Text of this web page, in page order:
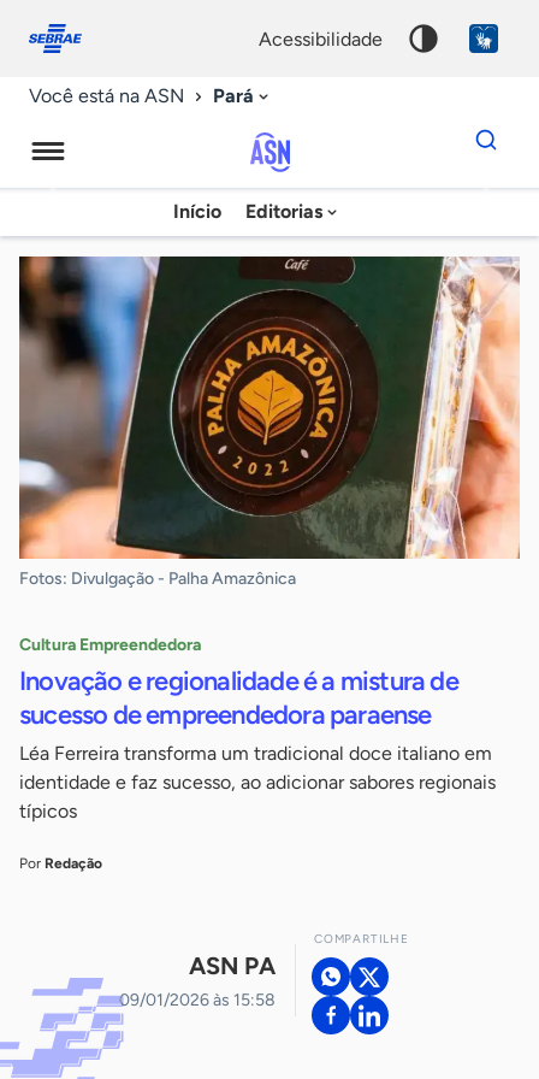
conosco
acessibilidade
Você está na ASN Pará
Agência
Sebrae
de
Notícias
Início Editorias
Dados
para
chave
Fotos: Divulgação - Palha Amazônica
Cultura Empreendedora
Inovação e regionalidade é a mistura de
sucesso de empreendedora paraense
Léa Ferreira transforma um tradicional doce italiano em
identidade e faz sucesso, ao adicionar sabores regionais
típicos
Por Redação
ASN PA
09/01/2026 às 15:58
COMPARTILHE